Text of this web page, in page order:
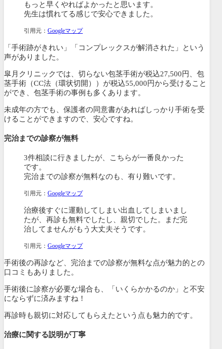
もっと早くやればよかったと思います。
先生は慣れてる感じで安心できました。
引用元： Googleマップ
「手術跡がきれい」「コンプレックスが解消された」という
声がありました。
皐月クリニックでは、切らない包茎手術が税込27,500円、包
茎手術（CC法（環状切開））が税込55,000円から受けること
ができ、包茎手術の事例も多くあります。
未成年の方でも、保護者の同意書があればしっかり手術を受
けることができますので、安心ですね。
完治までの診察が無料
3件相談に行きましたが、こちらが一番良かった
です。
完治までの診察が無料なのも、有り難いです。
引用元： Googleマップ
治療後すぐに運動してしまい出血してしまいまし
たが、再診も無料でしたし、親切でした。まだ完
治してませんがもう大丈夫そうです。
引用元： Googleマップ
手術後の再診など、完治までの診察が無料な点が魅力的との
口コミもありました。
手術後に診察が必要な場合も、「いくらかかるのか」と不安
にならずに済みますね！
再診時も親切に対応してもらえたという点も魅力的です。
治療に関する説明が丁寧